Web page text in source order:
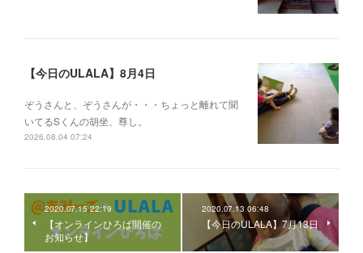
【今日のULALA】8月4日
ぞうさんと、ぞうさんが・・・ちょっと離れて聞
いてるSくんの胡坐、尊し。
2026.08.04 07:24
2020.07.15 22:19
【オンラインひろば開催の
お知らせ】
2020.07.13 06:48
【今日のULALA】7月13日